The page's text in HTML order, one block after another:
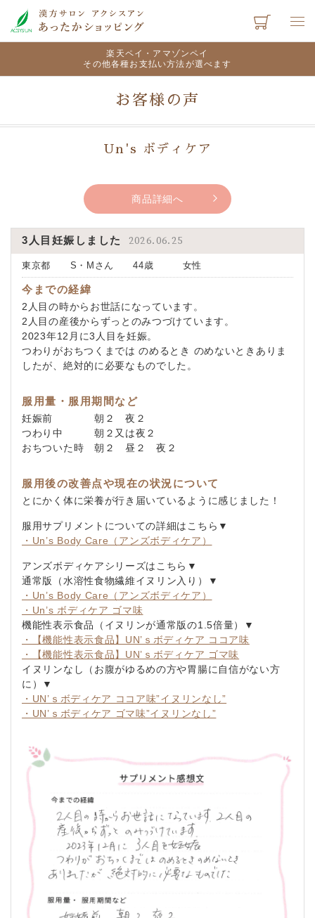
楽天ペイ・アマゾンペイ
その他各種お支払い方法が選べます
お客様の声
Un's ボディケア
商品詳細へ
3人目妊娠しました 2026.06.25
東京都 S・Mさん 44歳 女性
今までの経緯
2人目の時からお世話になっています。
2人目の産後からずっとのみつづけています。
2023年12月に3人目を妊娠。
つわりがおちつくまでは のめるとき のめないときありま
したが、絶対的に必要なものでした。
服用量・服用期間など
妊娠前 朝２ 夜２
つわり中 朝２又は夜２
おちついた時 朝２ 昼２ 夜２
服用後の改善点や現在の状況について
とにかく体に栄養が行き届いているように感じました！
服用サプリメントについての詳細はこちら▼
・Un’s Body Care（アンズボディケア）
アンズボディケアシリーズはこちら▼
通常版（水溶性食物繊維イヌリン入り）▼
・Un’s Body Care（アンズボディケア）
・Un’s ボディケア ゴマ味
機能性表示食品（イヌリンが通常版の1.5倍量）▼
・【機能性表示食品】UN’ｓボディケア ココア味
・【機能性表示食品】UN’ｓボディケア ゴマ味
イヌリンなし（お腹がゆるめの方や胃腸に自信がない方
に）▼
・UN’ｓボディケア ココア味”イヌリンなし”
・UN’ｓボディケア ゴマ味”イヌリンなし”